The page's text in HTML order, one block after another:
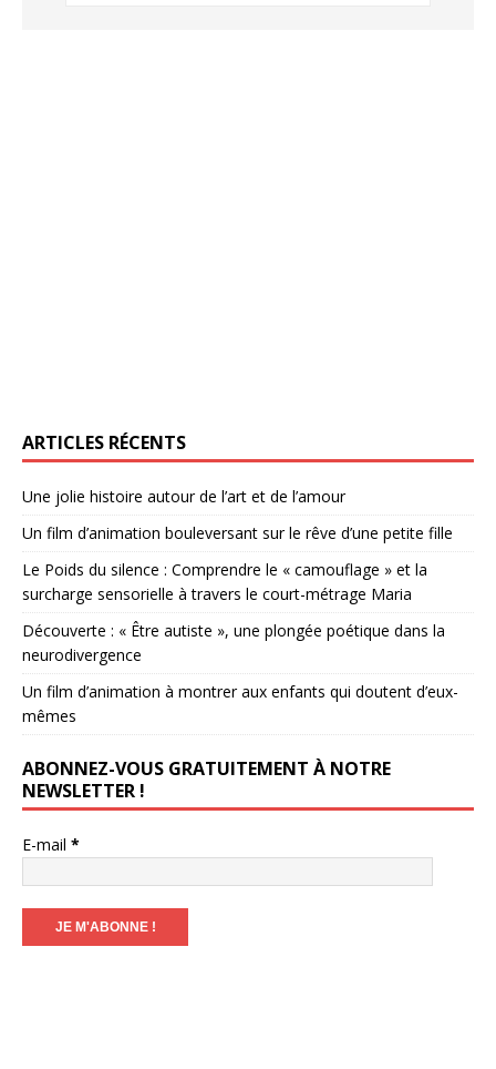
ARTICLES RÉCENTS
Une jolie histoire autour de l’art et de l’amour
Un film d’animation bouleversant sur le rêve d’une petite fille
Le Poids du silence : Comprendre le « camouflage » et la
surcharge sensorielle à travers le court-métrage Maria
Découverte : « Être autiste », une plongée poétique dans la
neurodivergence
Un film d’animation à montrer aux enfants qui doutent d’eux-
mêmes
ABONNEZ-VOUS GRATUITEMENT À NOTRE
NEWSLETTER !
E-mail *